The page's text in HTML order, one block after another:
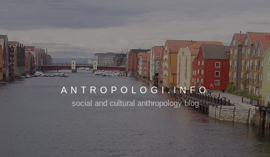
content
ANTROPOLOGI.INFO
social and cultural anthropology blog